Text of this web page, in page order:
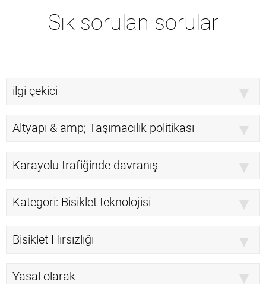
Sık sorulan sorular
ilgi çekici
Altyapı & amp; Taşımacılık politikası
Karayolu trafiğinde davranış
Kategori: Bisiklet teknolojisi
Bisiklet Hırsızlığı
Yasal olarak